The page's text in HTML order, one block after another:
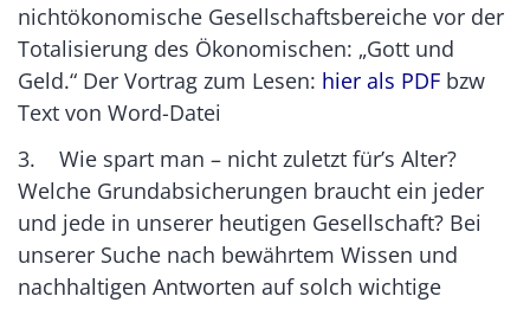
nichtökonomische Gesellschaftsbereiche vor der
Totalisierung des Ökonomischen: „Gott und
Geld.“ Der Vortrag zum Lesen: hier als PDF bzw
Text von Word-Datei
3. Wie spart man – nicht zuletzt für’s Alter?
Welche Grundabsicherungen braucht ein jeder
und jede in unserer heutigen Gesellschaft? Bei
unserer Suche nach bewährtem Wissen und
nachhaltigen Antworten auf solch wichtige